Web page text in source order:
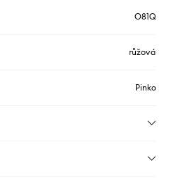
O81Q
růžová
Pinko